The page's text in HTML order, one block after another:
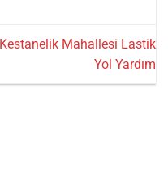
Kestanelik Mahallesi Lastik
Yol Yardım